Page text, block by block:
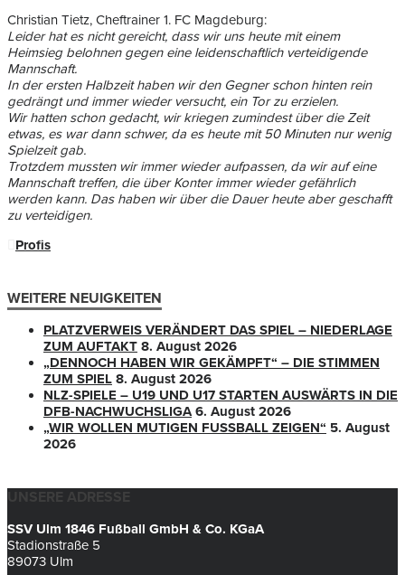
Christian Tietz, Cheftrainer 1. FC Magdeburg:
Leider hat es nicht gereicht, dass wir uns heute mit einem
Heimsieg belohnen gegen eine leidenschaftlich verteidigende
Mannschaft.
In der ersten Halbzeit haben wir den Gegner schon hinten rein
gedrängt und immer wieder versucht, ein Tor zu erzielen.
Wir hatten schon gedacht, wir kriegen zumindest über die Zeit
etwas, es war dann schwer, da es heute mit 50 Minuten nur wenig
Spielzeit gab.
Trotzdem mussten wir immer wieder aufpassen, da wir auf eine
Mannschaft treffen, die über Konter immer wieder gefährlich
werden kann. Das haben wir über die Dauer heute aber geschafft
zu verteidigen.
Profis
WEITERE NEUIGKEITEN
PLATZVERWEIS VERÄNDERT DAS SPIEL – NIEDERLAGE
ZUM AUFTAKT 8. August 2026
„DENNOCH HABEN WIR GEKÄMPFT“ – DIE STIMMEN
ZUM SPIEL 8. August 2026
NLZ-SPIELE – U19 UND U17 STARTEN AUSWÄRTS IN DIE
DFB-NACHWUCHSLIGA 6. August 2026
„WIR WOLLEN MUTIGEN FUSSBALL ZEIGEN“
5. August
2026
UNSERE ADRESSE
SSV Ulm 1846 Fußball GmbH & Co. KGaA
Stadionstraße 5
89073 Ulm